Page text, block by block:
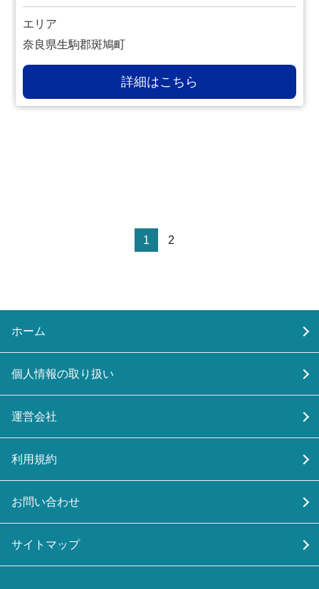
エリア
奈良県生駒郡斑鳩町
詳細はこちら
1 2
ホーム
個人情報の取り扱い
運営会社
利用規約
お問い合わせ
サイトマップ